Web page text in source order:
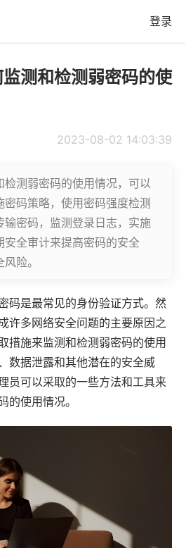
登录
测和检测弱密码的使
2023-08-02 14:03:39
检测弱密码的使用情况，可以
码策略，使用密码强度检测
输密码，监测登录日志，实施
安全审计来提高密码的安全
险。
码是最常见的身份验证方式。然
许多网络安全问题的主要原因之
措施来监测和检测弱密码的使用
数据泄露和其他潜在的安全威
员可以采取的一些方法和工具来
的使用情况。